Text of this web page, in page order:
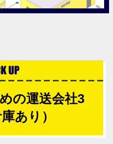
の運送会社3
あり）